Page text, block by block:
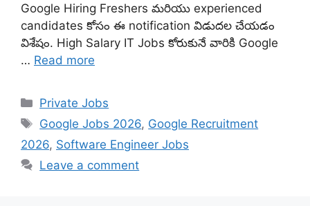
Google Hiring Freshers మరియు experienced
candidates కోసం ఈ notification విడుదల చేయడం
విశేషం. High Salary IT Jobs కోరుకునే వారికి Google
… Read more
Categories
Private Jobs
Tags
Google Jobs 2026, Google Recruitment
2026, Software Engineer Jobs
Leave a comment